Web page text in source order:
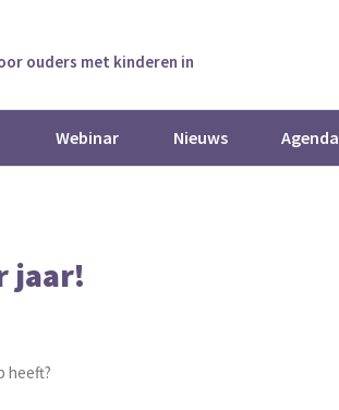
ouders met kinderen in
Webinar Nieuws Agenda
jaar!
heeft?